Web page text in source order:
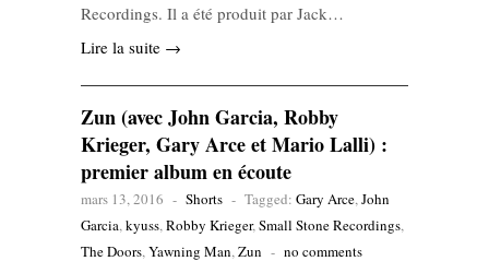
Recordings. Il a été produit par Jack…
Lire la suite →
Zun (avec John Garcia, Robby
Krieger, Gary Arce et Mario Lalli) :
premier album en écoute
mars 13, 2016 - Shorts - Tagged: Gary Arce,John
Garcia,kyuss,Robby Krieger,Small Stone Recordings,
The Doors,Yawning Man,Zun - no comments